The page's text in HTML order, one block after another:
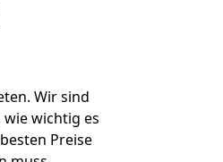
Wir sind
wichtig es
Preise